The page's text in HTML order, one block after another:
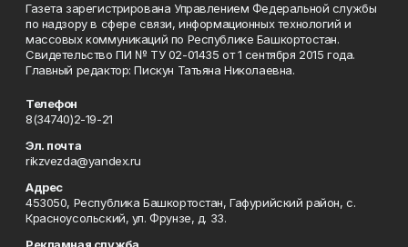
Газета зарегистрирована Управлением Федеральной службы
по надзору в сфере связи, информационных технологий и
массовых коммуникаций по Республике Башкортостан.
Свидетельство ПИ № ТУ 02-01435 от 1 сентября 2015 года.
Главный редактор: Пискун Татьяна Николаевна.
Телефон
8(34740)2-19-21
Эл. почта
rikzvezda@yandex.ru
Адрес
453050, Республика Башкортостан, Гафурийский район, с.
Красноусольский, ул. Фрунзе, д. 33.